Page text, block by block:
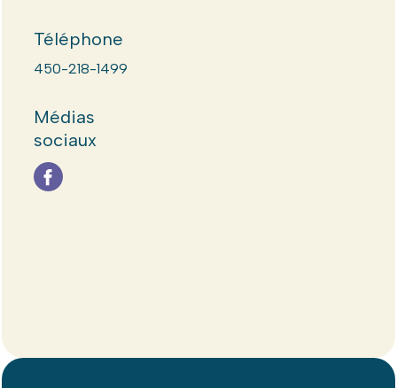
Téléphone
450-218-1499
Médias
sociaux